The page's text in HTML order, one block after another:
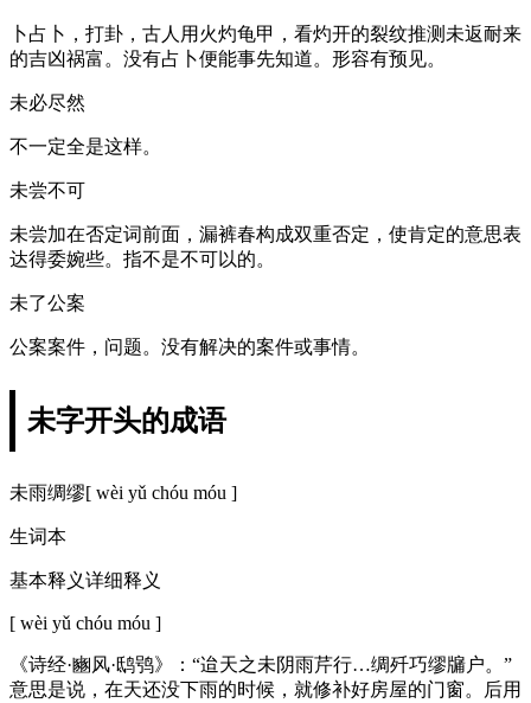
卜占卜，打卦，古人用火灼龟甲，看灼开的裂纹推测未返耐来
的吉凶祸富。没有占卜便能事先知道。形容有预见。
未必尽然
不一定全是这样。
未尝不可
未尝加在否定词前面，漏裤春构成双重否定，使肯定的意思表
达得委婉些。指不是不可以的。
未了公案
公案案件，问题。没有解决的案件或事情。
未字开头的成语
未雨绸缪[ wèi yǔ chóu móu ]
生词本
基本释义详细释义
[ wèi yǔ chóu móu ]
《诗经·豳风·鸱鸮》：“迨天之未阴雨芹行…绸歼巧缪牖户。”
意思是说，在天还没下雨的时候，就修补好房屋的门窗。后用